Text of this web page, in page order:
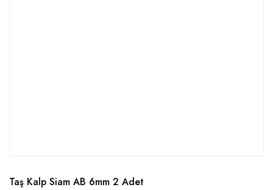
Taş Kalp Siam AB 6mm 2 Adet